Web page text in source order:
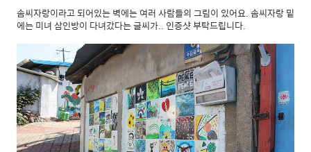
솜씨자랑이라고 되어있는 벽에는 여러 사람들의 그림이 있어요. 솜씨자랑 밑
에는 미녀 삼인방이 다녀갔다는 글씨가.. 인증샷 부탁드립니다.